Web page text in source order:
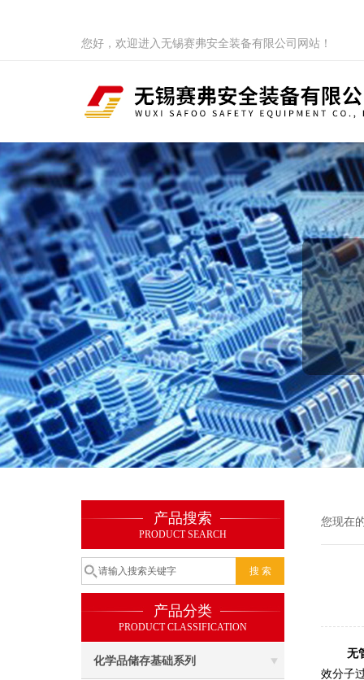
您好，欢迎进入无锡赛弗安全装备有限公司网站！
产品搜索
PRODUCT SEARCH
产品分类
PRODUCT CLASSIFICATION
化学品储存基础系列
您现在
无
效分子